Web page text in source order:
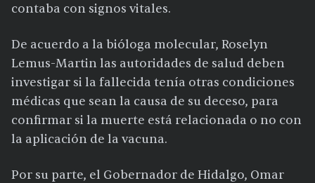
contaba con signos vitales.
De acuerdo a la bióloga molecular, Roselyn
Lemus-Martin las autoridades de salud deben
investigar si la fallecida tenía otras condiciones
médicas que sean la causa de su deceso, para
confirmar si la muerte está relacionada o no con
la aplicación de la vacuna.
Por su parte, el Gobernador de Hidalgo, Omar